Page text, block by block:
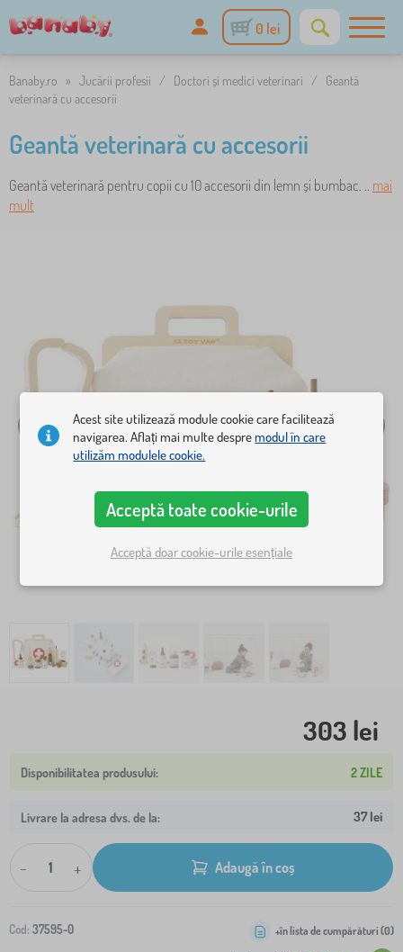
0 lei
Banaby.ro » Jucării profesii / Doctori și medici veterinari /
Geantă
veterinară cu accesorii
Geantă veterinară cu accesorii
Geantă veterinară pentru copii cu 10 accesorii din lemn și bumbac. .. mai
mult
303 lei
2 ZILE
Livrare la adresa dvs. de la: 37 lei
- + Adaugă în coș
Cod: 37595-0 +în lista de cumpărături (0)
Acest site utilizează module cookie care facilitează
navigarea. Aflați mai multe despremodul în care
utilizăm modulele cookie.
Acceptă toate cookie-urile
Acceptă doar cookie-urile esențiale